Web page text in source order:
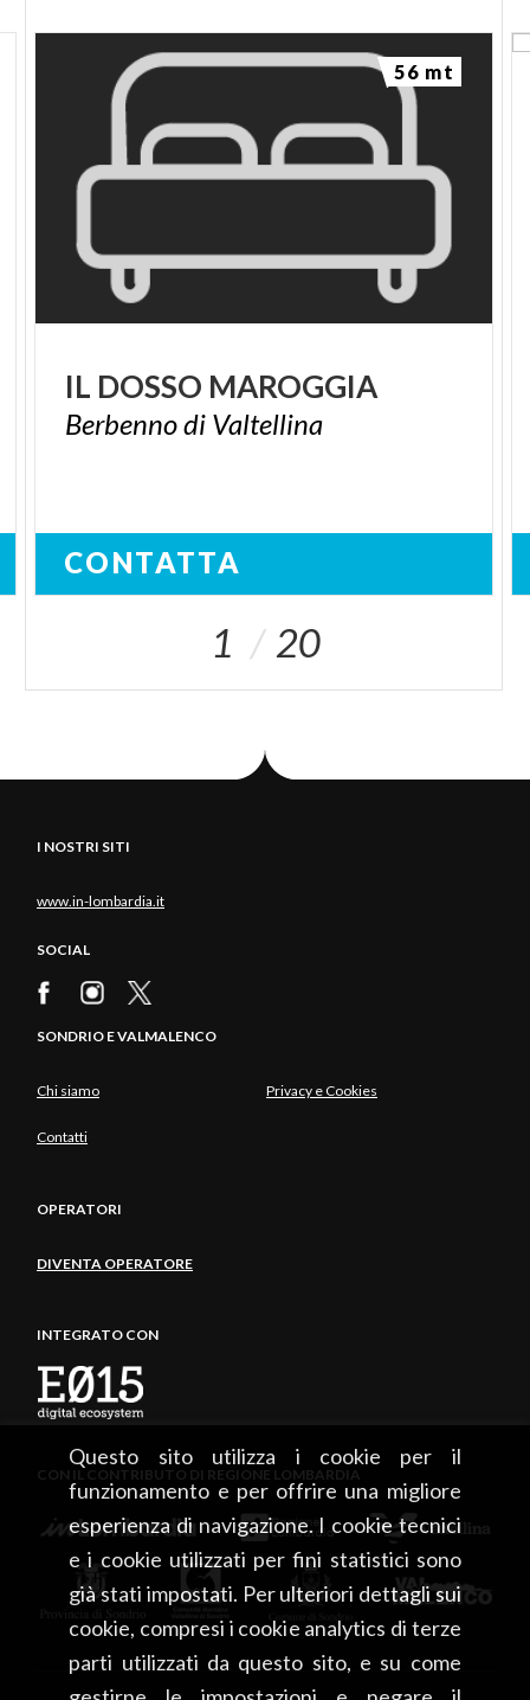
Questo sito utilizza i cookie per il
funzionamento e per offrire una migliore
esperienza di navigazione. I cookie tecnici
e i cookie utilizzati per fini statistici sono
già stati impostati. Per ulteriori dettagli sui
cookie, compresi i cookie analytics di terze
parti utilizzati da questo sito, e su come
IL DOSSO MAROGGIA
Berbennodi Valtellina
CONTATTA
56 mt
1 20
I NOSTRI SITI
www.in-lombardia.it
SOCIAL
SONDRIO E VALMALENCO
Chi siamo Privacy e Cookies
Contatti
OPERATORI
DIVENTA OPERATORE
INTEGRATO CON
CON IL CONTRIBUTO DI REGIONE LOMBARDIA